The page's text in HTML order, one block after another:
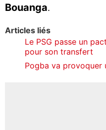
Bouanga.
Articles liés
Le PSG passe un
pour son transfert
Pogba va provoquer